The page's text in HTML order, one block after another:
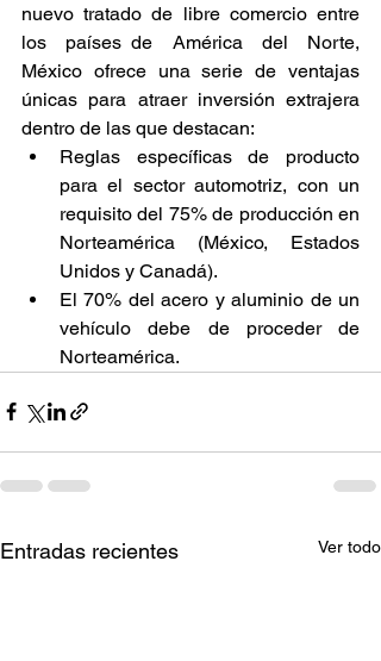
nuevo  tratado  de  libre  comercio  entre
los  países de  América  del  Norte,
México ofrece una serie de ventajas
únicas para atraer inversión extrajera
dentro de las que destacan:
Reglas específicas de producto
para el sector automotriz, con un
requisito del 75% de producción en
Norteamérica (México, Estados
Unidos y Canadá).
El 70% del acero y aluminio de un
vehículo debe de proceder de
Norteamérica.
Entradas recientes Ver todo